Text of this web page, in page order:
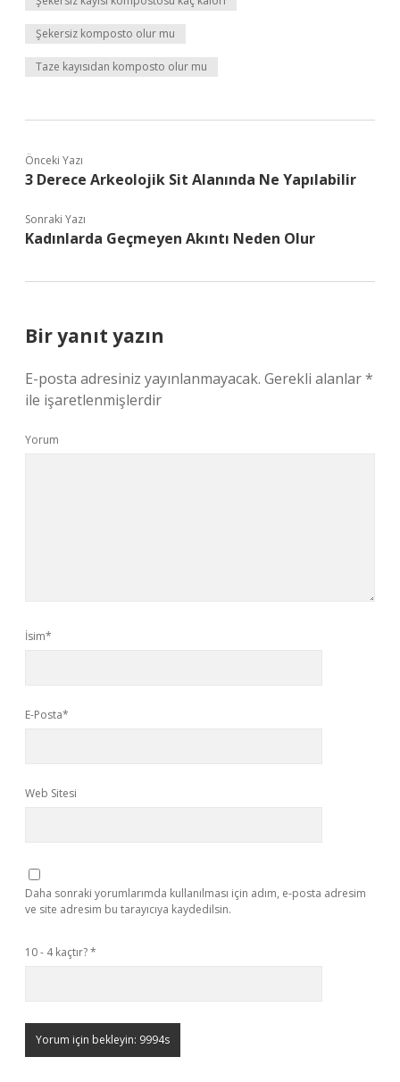
Şekersiz komposto olur mu
Taze kayısıdan komposto olur mu
Önceki Yazı
3 Derece Arkeolojik Sit Alanında Ne Yapılabilir
Sonraki Yazı
Kadınlarda Geçmeyen Akıntı Neden Olur
Bir yanıt yazın
E-posta adresiniz yayınlanmayacak. Gerekli alanlar*
ile işaretlenmişlerdir
Yorum
İsim*
E-Posta*
Web Sitesi
Daha sonraki yorumlarımda kullanılması için adım, e-posta adresim
ve site adresim bu tarayıcıya kaydedilsin.
10 - 4 kaçtır?*